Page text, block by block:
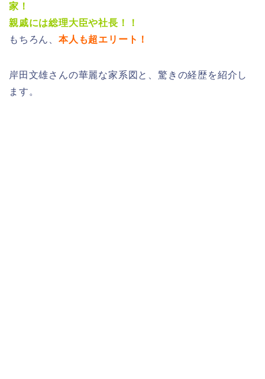
家！
親戚には総理大臣や社長！！
もちろん、 本人も超エリート！
岸田文雄さんの華麗な家系図と、驚きの経歴を紹介し
ます。